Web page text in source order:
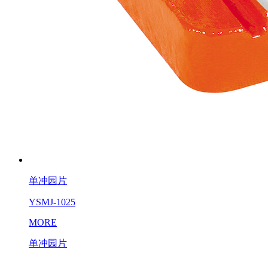
单冲园片
YSMJ-1025
MORE
单冲园片